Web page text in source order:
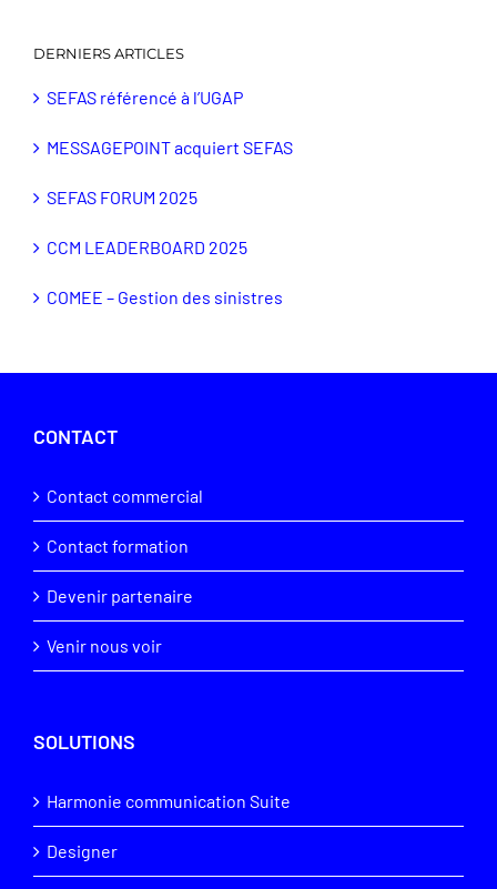
DERNIERS ARTICLES
SEFAS référencé à l’UGAP
MESSAGEPOINT acquiert SEFAS
SEFAS FORUM 2025
CCM LEADERBOARD 2025
COMEE – Gestion des sinistres
CONTACT
Contact commercial
Contact formation
Devenir partenaire
Venir nous voir
SOLUTIONS
Harmonie communication Suite
Designer